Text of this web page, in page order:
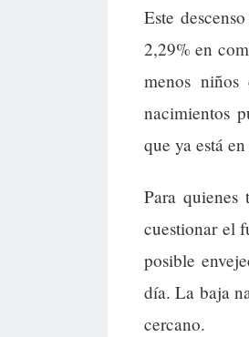
Este
2,29% en
menos
nacimientos
que ya está
Para quienes
cuestionar el
posible
día. La baja
cercano.